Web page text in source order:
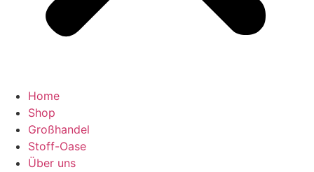
Home
Shop
Großhandel
Stoff-Oase
Über uns